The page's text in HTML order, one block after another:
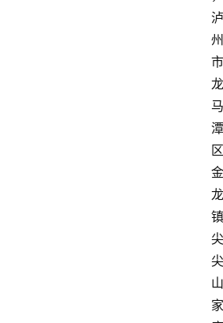
泸
州
市
龙
马
潭
区
金
龙
镇
尖
尖
山
家